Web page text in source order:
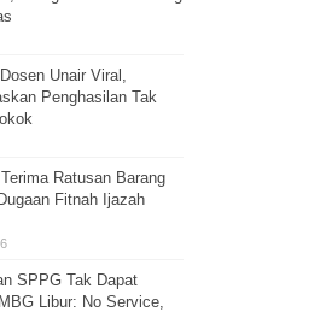
Unair Viral,
Penghasilan Tak
Ratusan Barang
Fitnah Ijazah
SPPG Tak Dapat
Libur: No Service,